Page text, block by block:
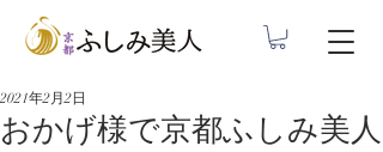
おかげ様で京都ふしみ美人
2021年2月2日